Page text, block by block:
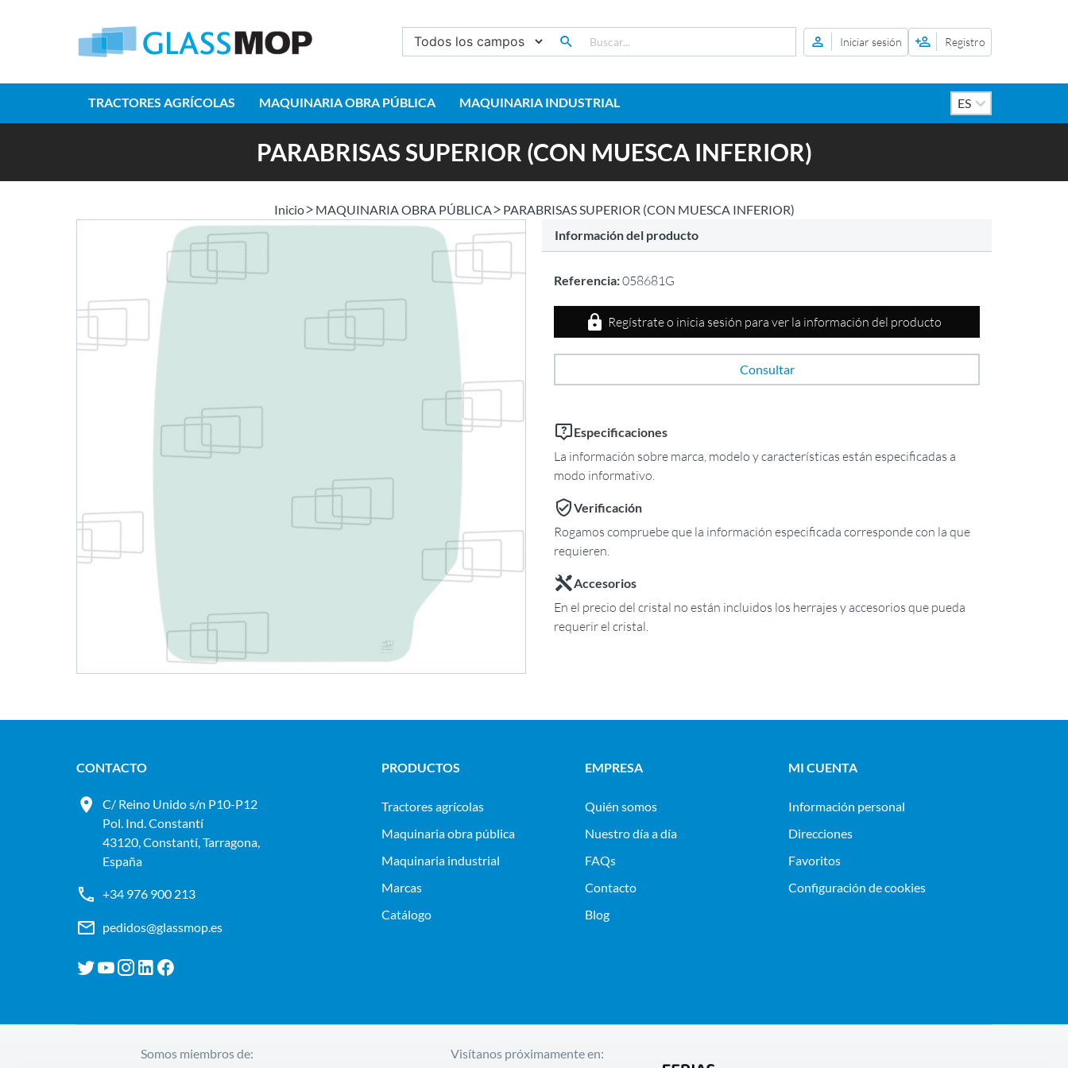
Iniciar sesión Registro
TRACTORES AGRÍCOLAS MAQUINARIA OBRA PÚBLICA MAQUINARIA INDUSTRIAL
PARABRISAS SUPERIOR (CON MUESCA INFERIOR)
Inicio MAQUINARIA OBRA PÚBLICA
PARABRISAS SUPERIOR (CON MUESCA INFERIOR)
Información del producto
Referencia:058681G
Regístrate o inicia sesión para ver la información del producto
Consultar
Especificaciones
La información sobre marca, modelo y características están especificadas a
modo informativo.
Verificación
Rogamos compruebe que la información especificada corresponde con la que
requieren.
Accesorios
En el precio del cristal no están incluidos los herrajes y accesorios que pueda
requerir el cristal.
CONTACTO
C/ Reino Unido s/n P10-P12
Pol. Ind. Constantí
43120, Constantí, Tarragona,
España
+34 976 900 213
pedidos@glassmop.es
PRODUCTOS
tractores agrícolas
maquinaria obra pública
maquinaria industrial
Marcas
Catálogo
EMPRESA
Quién somos
Nuestro día a día
FAQs
Contacto
Blog
MI CUENTA
Información personal
Direcciones
Favoritos
Configuración de cookies
Somos miembros de: Visítanos próximamente en: